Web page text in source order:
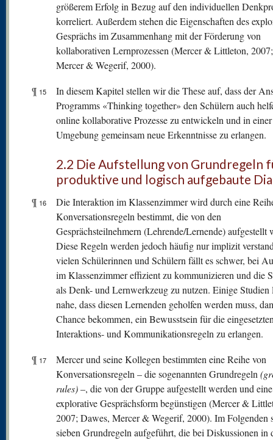
größerem Erfolg in Bezug auf den individuellen
korreliert. Außerdem stehen die Eigenschaften des
Gesprächs im Zusammenhang mit der Förderung von
kollaborativen Lernprozessen (Mercer & Littleton,
Mercer & Wegerif, 2000).
¶ 15
In diesem Kapitel stellen wir die These auf, dass der
Programms «Thinking together» den Schülern auch
online kollaborative Prozesse zu entwickeln und in
Umgebung gemeinsam neue Erkenntnisse zu erlangen.
2.2 Die Aufstellung von Grundregeln
produktive und logisch aufgebaute
¶ 16
Die Interaktion im Klassenzimmer wird durch eine
Konversationsregeln bestimmt, die von den
Gesprächsteilnehmern (Lehrende/Lernende) aufgestellt
Diese Regeln werden jedoch häufig nur implizit
vielen Schülerinnen und Schülern fällt es schwer, bei
im Klassenzimmer effizient zu kommunizieren und die
als Denk- und Lernwerkzeug zu nutzen. Einige Studien
nahe, dass diesen Lernenden geholfen werden muss,
Chance bekommen, ein Bewusstsein für die
Interaktions- und Kommunikationsregeln zu erlangen.
¶ 17
Mercer und seine Kollegen bestimmten eine Reihe von
Konversationsregeln – die sogenannten Grundregeln
rules)–, die von der Gruppe aufgestellt werden und eine
explorative Gesprächsform begünstigen (Mercer &
2007; Dawes, Mercer & Wegerif, 2000). Im Folgenden
sieben Grundregeln aufgeführt, die bei Diskussionen in